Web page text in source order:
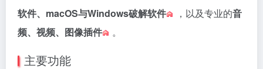
软件、macOS与Windows破解软件 ，以及专业的音
频、视频、 图像插件 。
主要功能